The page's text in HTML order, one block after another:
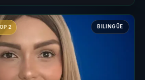
2 BILINGÜE